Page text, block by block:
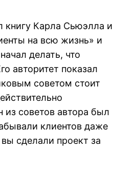
книгу Карла Сьюэлла и
на всю жизнь» и
делать, что
авторитет показал
советом стоит
из советов автора был
клиентов даже
вы сделали проект за